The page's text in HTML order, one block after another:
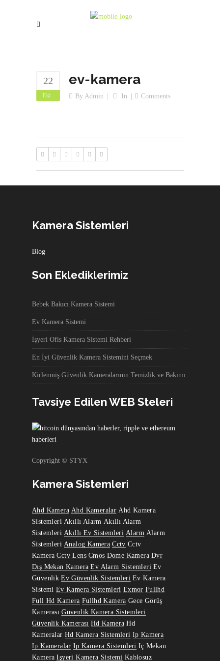
22
Eki
ev-kamera
By Admin In Comments
Kamera Sistemleri
Blog
Son Eklediklerimiz
Bebek Bakıcı Kamera Sistemi
Ev Kamera Sistemi
İşyeri Ofis Kamera Sistemi Rehberi
En İyi Güvenlik Kamera Sistemini Seçmek
Kirlenmiş Güvenlik Kameralarının Temizlik ve Bakımı
Tavsiye Edilen WEB Steleri
Copyright © STYX
Kamera Sistemleri
Ahd Kamera Ahd Kameralar Ahd Kamera
Sistemleri Akıllı Alarm Akıllı Alarm
Sistemleri Akıllı Ev Sistemleri Alarm Alarm
Sistemleri Analog Kamera Cctv Cctv
Kamera Cctv Lens Cmos Dome Kamera Dvr
Dış Mekan Kamera Ev Alarm Sistemleri Ev
Güvenlik Ev Güvenlik Sistemleri Ev Kamera
Sistemi Ev Kamera Sistemleri Exmor Fullhd
Full Hd Kamera Fullhd Kamera Gece Görüş
Kamerası Güvenlik Kamera Sistemleri
Güvenlik Kamerası Hd Kamera Hd
Kameralar Hd Kamera Sistemleri Ip Kamera
Ip Kameralar Ip Kamera Sistemleri Iç Mekan
Kamera Işyeri Kamera Sistemi Kablosuz